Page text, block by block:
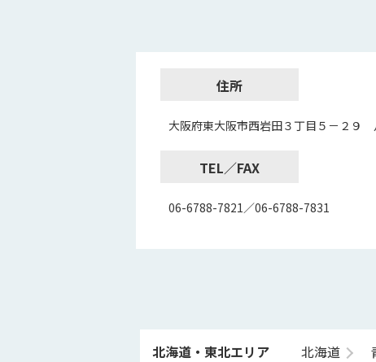
住所
大阪府東大阪市西岩田３丁目５－２９
TEL／FAX
06-6788-7821／06-6788-7831
北海道・東北エリア 北海道